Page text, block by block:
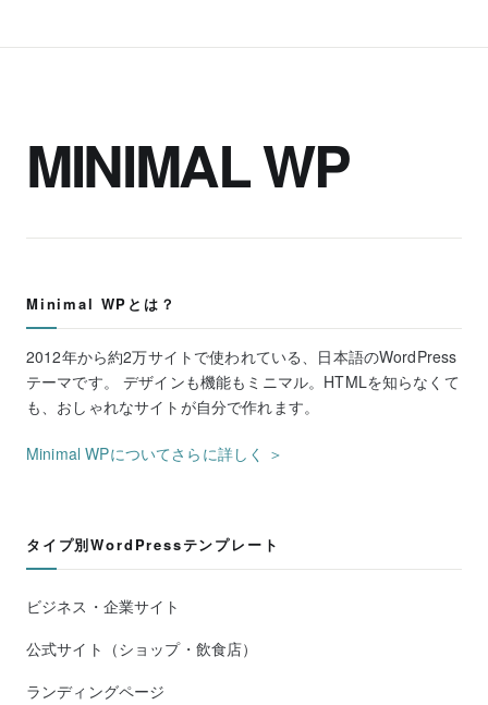
MINIMAL WP
Minimal WPとは？
2012年から約2万サイトで使われている、日本語のWordPress
テーマです。 デザインも機能もミニマル。HTMLを知らなくて
も、おしゃれなサイトが自分で作れます。
Minimal WPについてさらに詳しく ＞
タイプ別WordPressテンプレート
ビジネス・企業サイト
公式サイト（ショップ・飲食店）
ランディングページ